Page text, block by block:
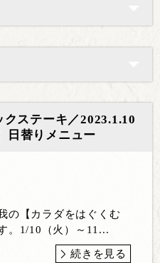
ステーキ／2023.1.10
日替りメニュー
の【カラダをはぐくむ
。1/10（火）～11...
続きを見る